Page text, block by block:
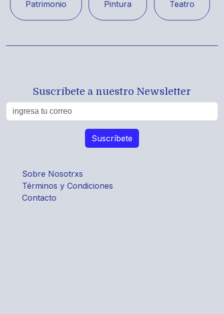
Patrimonio Pintura Teatro
Suscríbete a nuestro Newsletter
Sobre Nosotrxs
Términos y Condiciones
Contacto